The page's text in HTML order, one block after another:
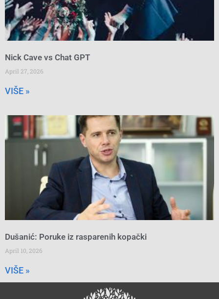
Nick Cave vs Chat GPT
April 27, 2026
VIŠE »
Dušanić: Poruke iz rasparenih kopački
April 10, 2026
VIŠE »